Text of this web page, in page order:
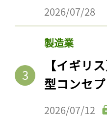
2026/07/28
製造業
【イギリ
型コンセ
2026/07/12